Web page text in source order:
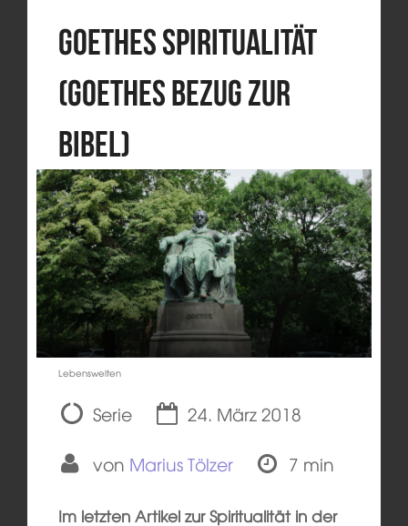
Goethes Spiritualität
(Goethes Bezug zur
Bibel)
Lebenswelten
Serie
24. März 2018
von Marius Tölzer 7 min
Im letzten Artikel zur Spiritualität in der